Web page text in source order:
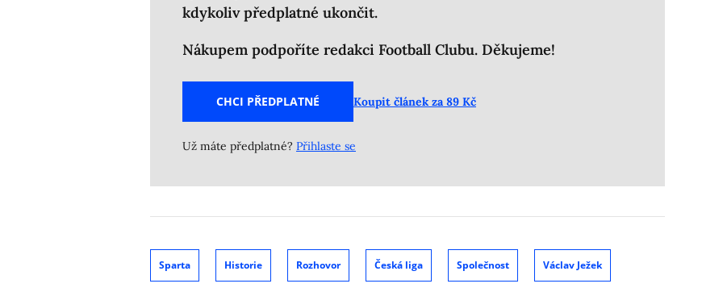
kdykoliv předplatné ukončit.
Nákupem podpoříte redakci Football Clubu. Děkujeme!
CHCI PŘEDPLATNÉ Koupit článek za 89 Kč
Už máte předplatné? Přihlaste se
Sparta Historie Rozhovor Česká liga Společnost Václav Ježek